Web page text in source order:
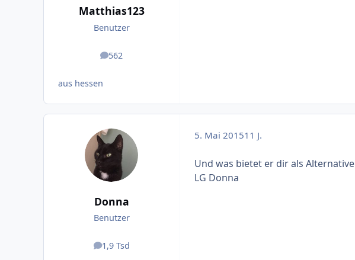
Matthias123
Benutzer
562
Beiträge
aus hessen
Donna
Benutzer
1,9 Tsd
Beiträge
5. Mai 201511 J.
Und was bietet er dir als Alternative
LG Donna